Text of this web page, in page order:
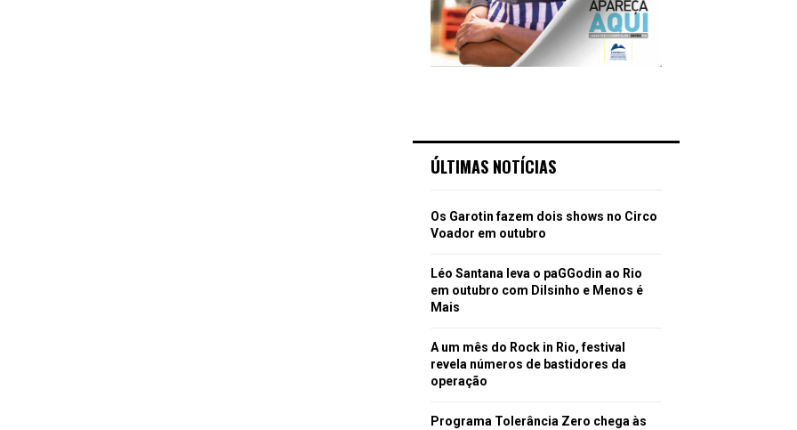
ÚLTIMAS NOTÍCIAS
Os Garotin fazem dois shows no Circo
Voador em outubro
Léo Santana leva o paGGodin ao Rio
em outubro com Dilsinho e Menos é
Mais
A um mês do Rock in Rio, festival
revela números de bastidores da
operação
Programa Tolerância Zero chega às